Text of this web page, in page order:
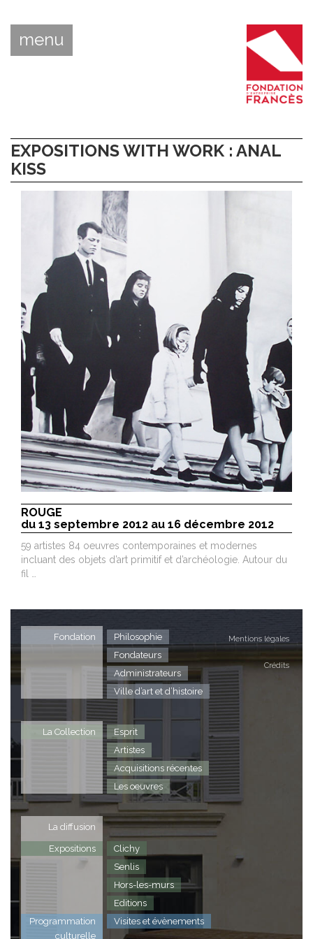
menu
EXPOSITIONS WITH WORK : ANAL
KISS
ROUGE
du 13 septembre 2012 au 16 décembre 2012
59 artistes 84 oeuvres contemporaines et modernes
incluant des objets d’art primitif et d’archéologie. Autour du
fil …
Mentions légales
Crédits
Fondation
Philosophie
Fondateurs
Administrateurs
Ville d’art et d’histoire
La Collection
Esprit
Artistes
Acquisitions récentes
Les oeuvres
La diffusion
Expositions
Clichy
Senlis
Hors-les-murs
Editions
Programmation
culturelle
Visites et évènements